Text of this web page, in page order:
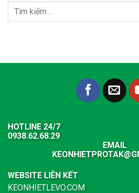
HOTLINE 24/7
0938.62.68.29
EMAIL
WEBSITE LIÊN KẾT
KEONHIETLEVO.COM